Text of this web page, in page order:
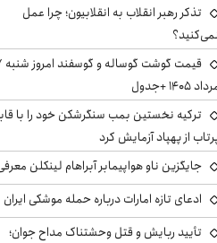
تذکر رهبر انقلاب به انقلابیون؛ چرا عمل
قیمت
۱۴۰۵ +جدول
ترکیه نخستین بمب سنگرشکن خود را با
از پهپاد آزمایش کرد
جایگزین ناو هواپیمابر آبراهام لینکلن
ادعای تازه امارات درباره حمله موشکی ایران
تأیید ربایش و قتل وحشتناک مداح جوان؛